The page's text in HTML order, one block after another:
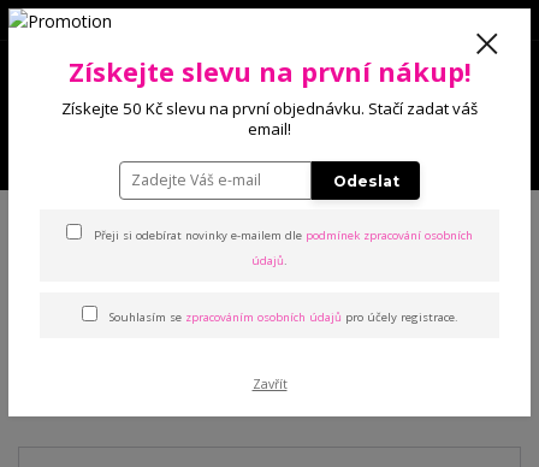
0 Kč
nadměrných velikostech
Dorota riflové kalhoty v
Získejte slevu na první nákup!
Získejte 50 Kč slevu na první objednávku. Stačí zadat váš
email!
Odeslat
Přeji si odebírat novinky e-mailem dle podmínek zpracování osobních
údajů.
Souhlasím se zpracováním osobních údajů pro účely registrace.
Zavřít